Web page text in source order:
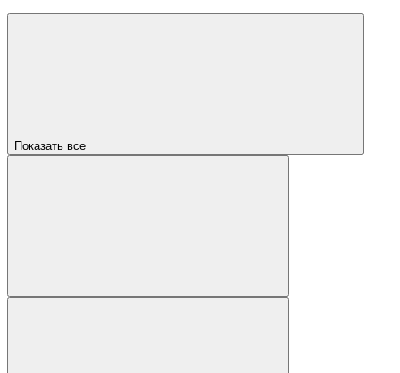
Показать все